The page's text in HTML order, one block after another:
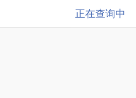
正在查询中